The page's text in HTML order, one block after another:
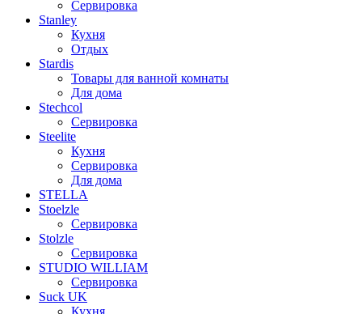
Сервировка
Stanley
Кухня
Отдых
Stardis
Товары для ванной комнаты
Для дома
Stechcol
Сервировка
Steelite
Кухня
Сервировка
Для дома
STELLA
Stoelzle
Сервировка
Stolzle
Сервировка
STUDIO WILLIAM
Сервировка
Suck UK